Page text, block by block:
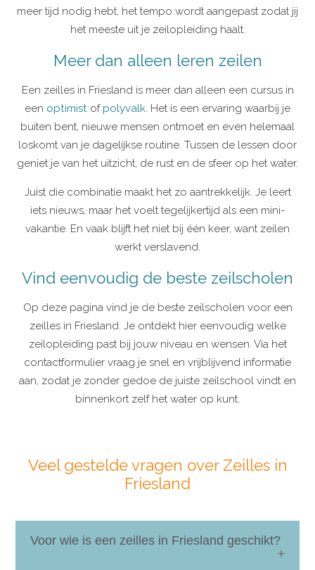
meer tijd nodig hebt, het tempo wordt aangepast zodat jij
het meeste uit je zeilopleiding haalt.
Meer dan alleen leren zeilen
Een zeilles in Friesland is meer dan alleen een cursus in
een optimist ofpolyvalk. Het is een ervaring waarbij je
buiten bent, nieuwe mensen ontmoet en even helemaal
loskomt van je dagelijkse routine. Tussen de lessen door
geniet je van het uitzicht, de rust en de sfeer op het water.
Juist die combinatie maakt het zo aantrekkelijk. Je leert
iets nieuws, maar het voelt tegelijkertijd als een mini-
vakantie. En vaak blijft het niet bij één keer, want zeilen
werkt verslavend.
Vind eenvoudig de beste zeilscholen
Op deze pagina vind je de beste zeilscholen voor een
zeilles in Friesland. Je ontdekt hier eenvoudig welke
zeilopleiding past bij jouw niveau en wensen. Via het
contactformulier vraag je snel en vrijblijvend informatie
aan, zodat je zonder gedoe de juiste zeilschool vindt en
binnenkort zelf het water op kunt.
Veel gestelde vragen over Zeilles in
Friesland
Voor wie is een zeilles in Friesland geschikt?